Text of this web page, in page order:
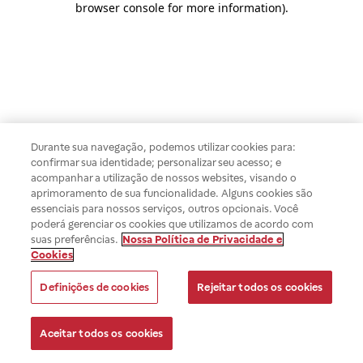
browser console for more information).
Durante sua navegação, podemos utilizar cookies para:
confirmar sua identidade; personalizar seu acesso; e
acompanhar a utilização de nossos websites, visando o
aprimoramento de sua funcionalidade. Alguns cookies são
essenciais para nossos serviços, outros opcionais. Você
poderá gerenciar os cookies que utilizamos de acordo com
suas preferências. Nossa Política de Privacidade e
Cookies
Definições de cookies Rejeitar todos os cookies
Aceitar todos os cookies